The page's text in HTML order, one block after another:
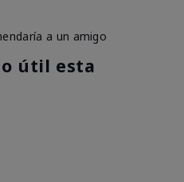
a un amigo
útil esta